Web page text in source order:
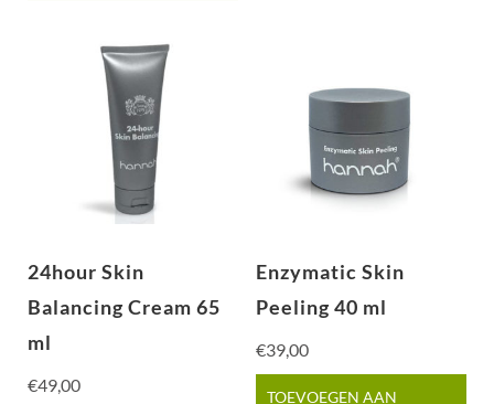
24hour Skin
Balancing Cream 65
ml
€49,00
Enzymatic Skin
Peeling 40 ml
€39,00
TOEVOEGEN AAN